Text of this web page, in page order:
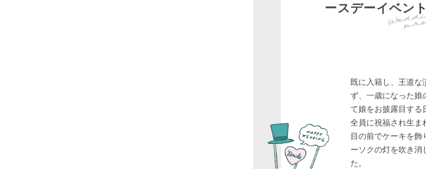
ースデーイベント
既に入籍し、王道
ず、一歳になった娘
て娘をお披露目する
全員に祝福され生ま
目の前でケーキを飾
ーソクの灯を吹き消
た。